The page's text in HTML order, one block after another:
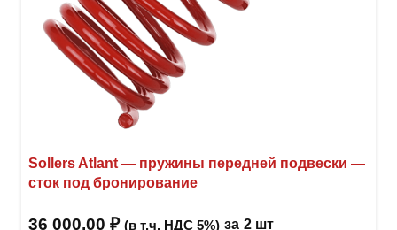
Sollers Atlant — пружины передней подвески —
сток под бронирование
36 000,00 ₽ (в т.ч. НДС 5%) за 2 шт